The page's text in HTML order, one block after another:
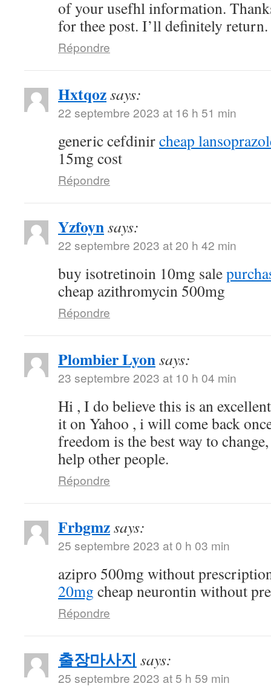
of your usefhl information.
for thee post. I’ll definitely return.
Répondre
Hxtqozsays:
22 septembre 2023 at 16 h 51 min
generic cefdinircheap
15mg cost
Répondre
Yzfoynsays:
22 septembre 2023 at 20 h 42 min
buy isotretinoin 10mg sale
cheap azithromycin 500mg
Répondre
Plombier Lyonsays:
23 septembre 2023 at 10 h 04 min
Hi , I do believe this is an
it on Yahoo , i will come back
freedom is the best way to
help other people.
Répondre
Frbgmzsays:
25 septembre 2023 at 0 h 03 min
azipro 500mg without
20mg cheap neurontin without
Répondre
출장마사지 says:
25 septembre 2023 at 5 h 59 min